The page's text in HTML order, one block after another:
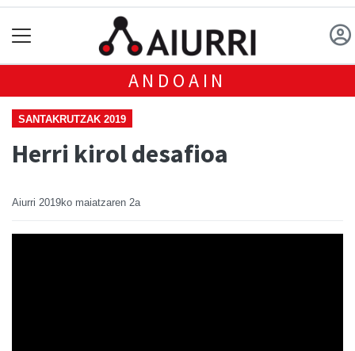
ANDOAIN
SANTAKRUTZAK 2019
Herri kirol desafioa
Aiurri 2019ko maiatzaren 2a